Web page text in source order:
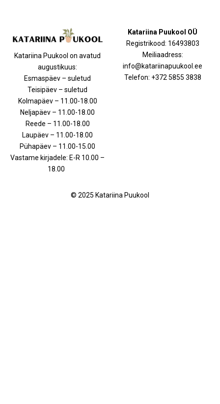
Katariina Puukool on avatud
augustikuus:
Esmaspäev – suletud
Teisipäev – suletud
Kolmapäev – 11.00-18.00
Neljapäev – 11.00-18.00
Reede – 11.00-18.00
Laupäev – 11.00-18.00
Pühapäev – 11.00-15.00
Vastame kirjadele: E-R 10.00 –
18.00
Katariina Puukool OÜ
Registrikood: 16493803
Meiliaadress:
info@katariinapuukool.ee
Telefon: +372 5855 3838
© 2025 Katariina Puukool